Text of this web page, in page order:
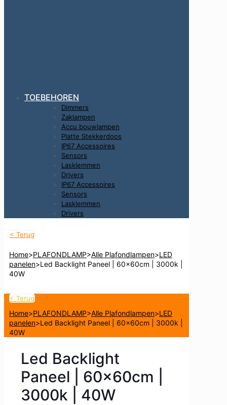
TOEBEHOREN
Dimmers
Zaklampen
Accu bouwlampen
Platte Stekkerdoos
IP67 Accessoires
Sensors
Lasklemmen
Drivers
IP67 Accessoires
Sensors
Lasklemmen
Drivers
< Terug
Home>PLAFONDLAMP>Alle Plafondlampen>LED
panelen>Led Backlight Paneel | 60x60cm | 3000k |
40W
< Terug
Home>PLAFONDLAMP>Alle Plafondlampen>LED
panelen>Led Backlight Paneel | 60x60cm | 3000k |
40W
Led Backlight
Paneel | 60x60cm |
3000k | 40W